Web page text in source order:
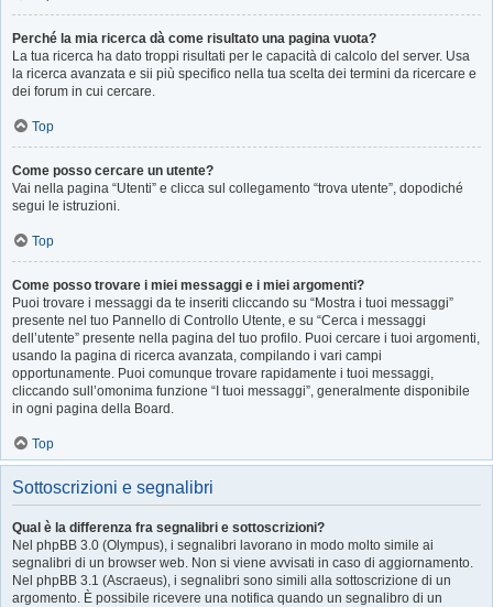
Perché la mia ricerca dà come risultato una pagina vuota?
La tua ricerca ha dato troppi risultati per le capacità di calcolo del server. Usa
la ricerca avanzata e sii più specifico nella tua scelta dei termini da ricercare e
dei forum in cui cercare.
Top
Come posso cercare un utente?
Vai nella pagina “Utenti” e clicca sul collegamento “trova utente”, dopodiché
segui le istruzioni.
Top
Come posso trovare i miei messaggi e i miei argomenti?
Puoi trovare i messaggi da te inseriti cliccando su “Mostra i tuoi messaggi”
presente nel tuo Pannello di Controllo Utente, e su “Cerca i messaggi
dell’utente” presente nella pagina del tuo profilo. Puoi cercare i tuoi argomenti,
usando la pagina di ricerca avanzata, compilando i vari campi
opportunamente. Puoi comunque trovare rapidamente i tuoi messaggi,
cliccando sull’omonima funzione “I tuoi messaggi”, generalmente disponibile
in ogni pagina della Board.
Top
Sottoscrizioni e segnalibri
Qual è la differenza fra segnalibri e sottoscrizioni?
Nel phpBB 3.0 (Olympus), i segnalibri lavorano in modo molto simile ai
segnalibri di un browser web. Non si viene avvisati in caso di aggiornamento.
Nel phpBB 3.1 (Ascraeus), i segnalibri sono simili alla sottoscrizione di un
argomento. È possibile ricevere una notifica quando un segnalibro di un